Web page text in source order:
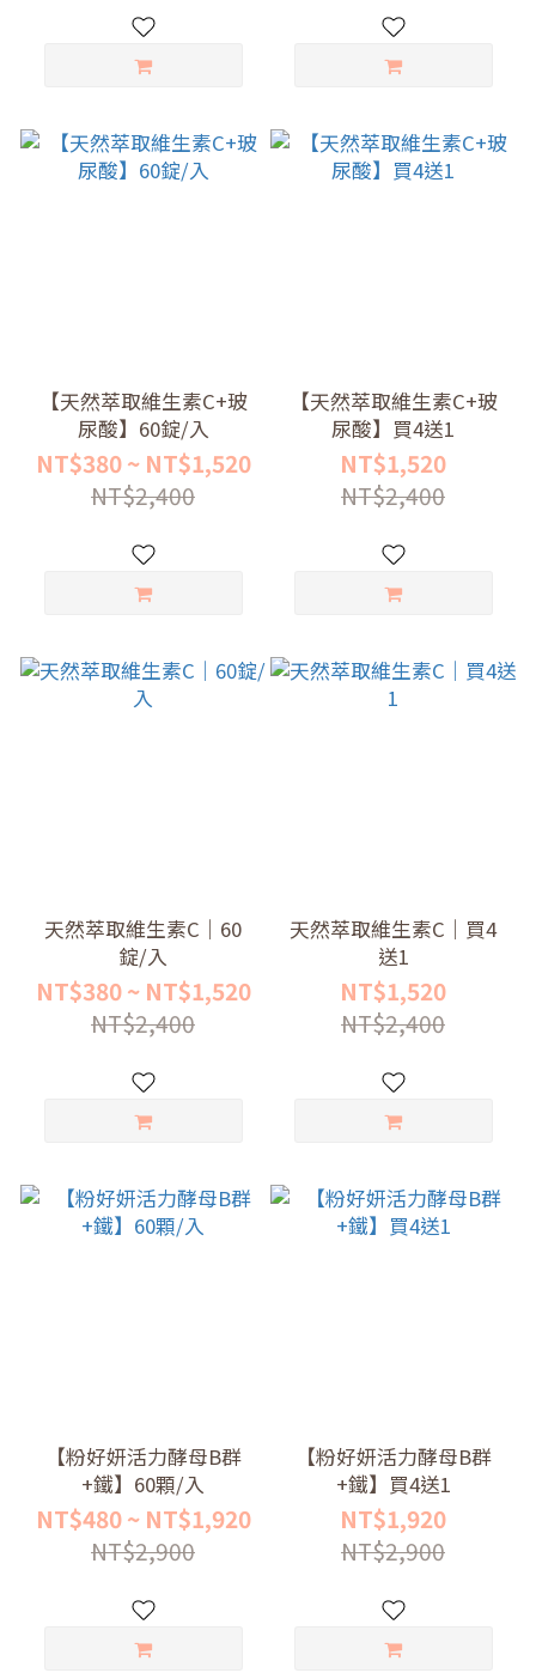
【天然萃取維生素C+玻
尿酸】60錠/入
NT$380 ~ NT$1,520
NT$2,400
【天然萃取維生素C+玻
尿酸】買4送1
NT$1,520
NT$2,400
天然萃取維生素C｜60
錠/入
NT$380 ~ NT$1,520
NT$2,400
天然萃取維生素C｜買4
送1
NT$1,520
NT$2,400
【粉好妍活力酵母B群
+鐵】60顆/入
NT$480 ~ NT$1,920
NT$2,900
【粉好妍活力酵母B群
+鐵】買4送1
NT$1,920
NT$2,900